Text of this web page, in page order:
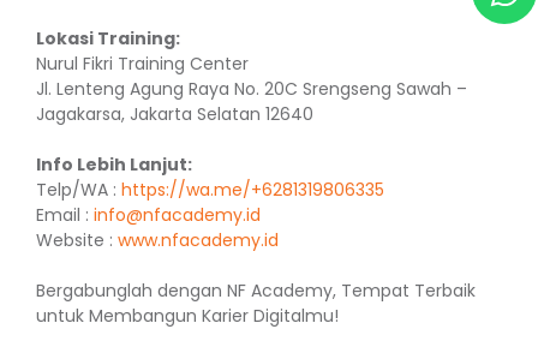
Lokasi Training:
Nurul Fikri Training Center
Jl. Lenteng Agung Raya No. 20C Srengseng Sawah –
Jagakarsa, Jakarta Selatan 12640
Info Lebih Lanjut:
Telp/WA : https://wa.me/+6281319806335
Email : info@nfacademy.id
Website : www.nfacademy.id
Bergabunglah dengan NF Academy, Tempat Terbaik
untuk Membangun Karier Digitalmu!